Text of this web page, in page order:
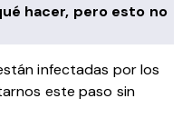
hacer, pero esto no
infectadas por los
este paso sin